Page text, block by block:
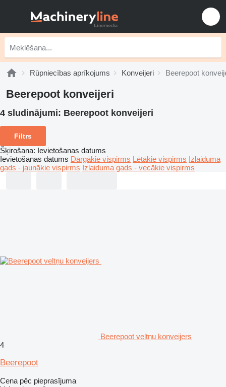
Rūpniecības aprīkojums Konveijeri Beerepoot
Beerepoot konveijeri
4 sludinājumi: Beerepoot konveijeri
Filtrs
Šķirošana: Ievietošanas datums
Ievietošanas datums Dārgākie vispirms Lētākie vispirms Izlaiduma
gads - jaunākie vispirms Izlaiduma gads - vecākie vispirms
Beerepoot veltņu konveijers
4
Beerepoot
Cena pēc pieprasījuma